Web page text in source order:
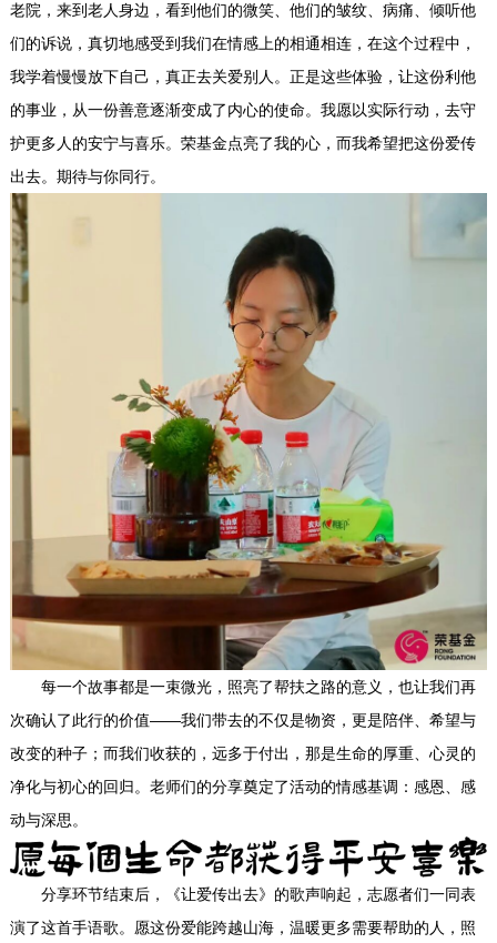
老院，来到老人身边，看到他们的微笑、他们的皱纹、病痛、倾听他
们的诉说，真切地感受到我们在情感上的相通相连，在这个过程中，
我学着慢慢放下自己，真正去关爱别人。正是这些体验，让这份利他
的事业，从一份善意逐渐变成了内心的使命。我愿以实际行动，去守
护更多人的安宁与喜乐。荣基金点亮了我的心，而我希望把这份爱传
出去。期待与你同行。
每一个故事都是一束微光，照亮了帮扶之路的意义，也让我们再
次确认了此行的价值——我们带去的不仅是物资，更是陪伴、希望与
改变的种子；而我们收获的，远多于付出，那是生命的厚重、心灵的
净化与初心的回归。老师们的分享奠定了活动的情感基调：感恩、感
动与深思。
分享环节结束后，《让爱传出去》的歌声响起，志愿者们一同表
演了这首手语歌。愿这份爱能跨越山海，温暖更多需要帮助的人，照